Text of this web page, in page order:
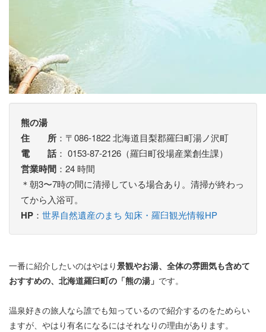
熊の湯
住 所 ：〒086-1822 北海道目梨郡羅臼町湯ノ沢町
電 話： 0153-87-2126（羅臼町役場産業創生課）
営業時間 ：24 時間
＊朝3〜7時の間に清掃している場合あり。清掃が終わっ
てから入浴可。
HP ： 世界自然遺産のまち 知床・羅臼観光情報HP
一番に紹介したいのはやはり景観やお湯、全体の雰囲気も含めて
おすすめの、北海道羅臼町の「熊の湯」 です。
温泉好きの旅人なら誰でも知っているので紹介するのをためらい
ますが、やはり有名になるにはそれなりの理由があります。